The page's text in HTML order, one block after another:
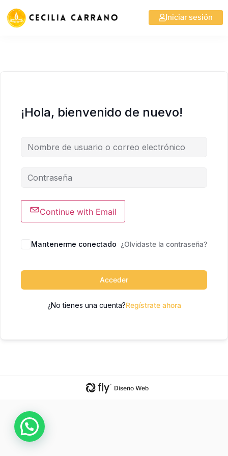
Iniciar sesión
¡Hola, bienvenido de nuevo!
Continue with Email
Mantenerme conectado ¿Olvidaste la contraseña?
Acceder
¿No tienes una cuenta?Regístrate ahora
Diseño Web